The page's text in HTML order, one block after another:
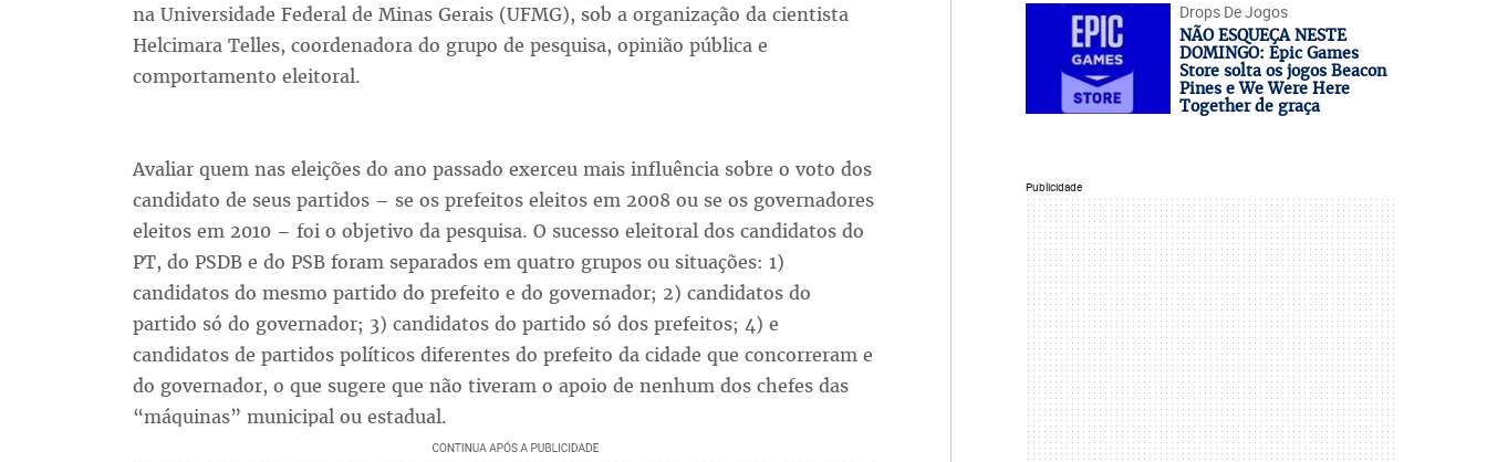
na Universidade Federal de Minas Gerais (UFMG), sob a organização da cientista
Helcimara Telles, coordenadora do grupo de pesquisa, opinião pública e
comportamento eleitoral.
Avaliar quem nas eleições do ano passado exerceu mais influência sobre o voto dos
candidato de seus partidos – se os prefeitos eleitos em 2008 ou se os governadores
eleitos em 2010 – foi o objetivo da pesquisa. O sucesso eleitoral dos candidatos do
PT, do PSDB e do PSB foram separados em quatro grupos ou situações: 1)
candidatos do mesmo partido do prefeito e do governador; 2) candidatos do
partido só do governador; 3) candidatos do partido só dos prefeitos; 4) e
candidatos de partidos políticos diferentes do prefeito da cidade que concorreram e
do governador, o que sugere que não tiveram o apoio de nenhum dos chefes das
“máquinas” municipal ou estadual.
Drops De Jogos
NÃO ESQUEÇA NESTE
DOMINGO: Epic Games
Store solta os jogos Beacon
Pines e We Were Here
Together de graça
Publicidade